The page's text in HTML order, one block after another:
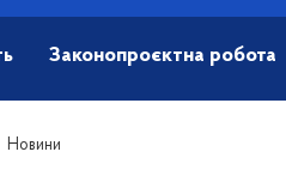
Законопроєктна робота
Новини